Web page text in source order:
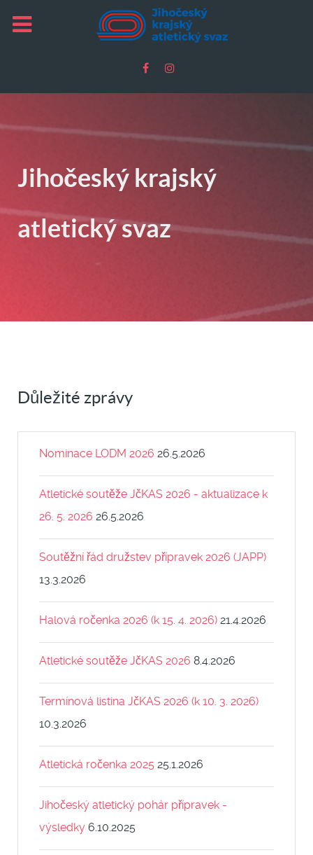
Jihočeský krajský
atletický svaz
Důležité zprávy
Nominace LODM 2026 26.5.2026
Atletické soutěže JčKAS 2026 - aktualizace k
26. 5. 2026 26.5.2026
Soutěžní řád družstev přípravek 2026 (JAPP)
13.3.2026
Halová ročenka 2026 (k 15. 4. 2026) 21.4.2026
Atletické soutěže JčKAS 2026 8.4.2026
Termínová listina JčKAS 2026 (k 10. 3. 2026)
10.3.2026
Atletická ročenka 2025 25.1.2026
Jihočeský atletický pohár přípravek -
výsledky 6.10.2025